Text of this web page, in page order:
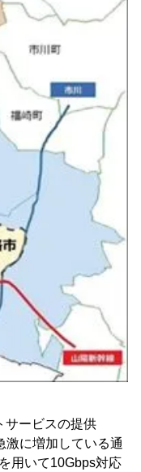
サービスの提供
激に増加している通
用いて10Gbps対応